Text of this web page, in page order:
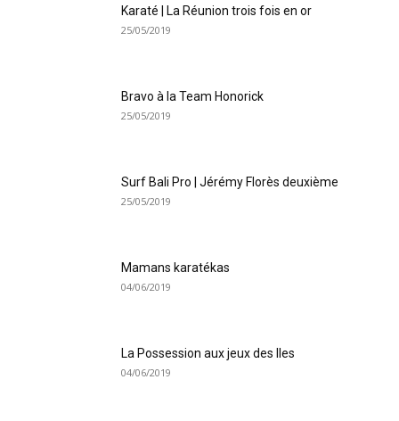
Karaté | La Réunion trois fois en or
25/05/2019
Bravo à la Team Honorick
25/05/2019
Surf Bali Pro | Jérémy Florès deuxième
25/05/2019
Mamans karatékas
04/06/2019
La Possession aux jeux des Iles
04/06/2019